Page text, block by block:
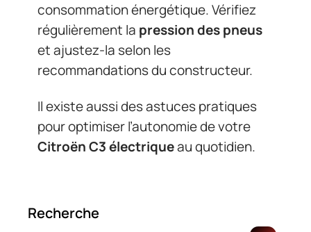
consommation énergétique. Vérifiez
régulièrement la pression des pneus
et ajustez-la selon les
recommandations du constructeur.
Il existe aussi des astuces pratiques
pour optimiser l’autonomie de votre
Citroën C3 électriqueau quotidien.
Recherche